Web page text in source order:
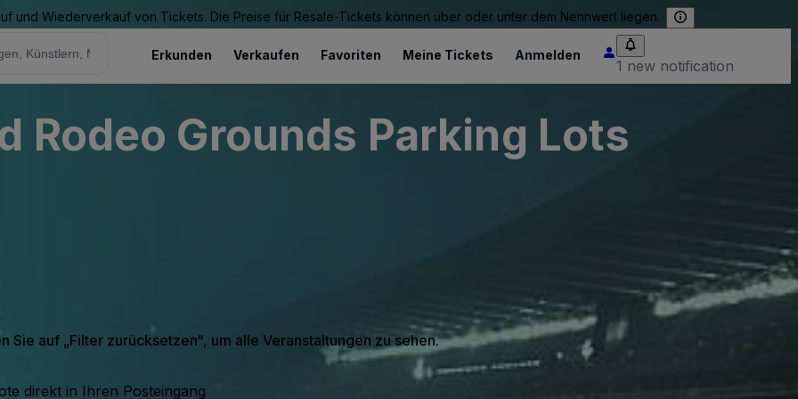
und Wiederverkauf von Tickets. Die Preise für Resale-Tickets können über oder unter dem Nennwert liegen.
Erkunden Verkaufen Favoriten Meine Tickets Anmelden
1 new notification
Rodeo Grounds Parking Lots
Sie auf „Filter zurücksetzen“, um alle Veranstaltungen zu sehen.
direkt in Ihren Posteingang